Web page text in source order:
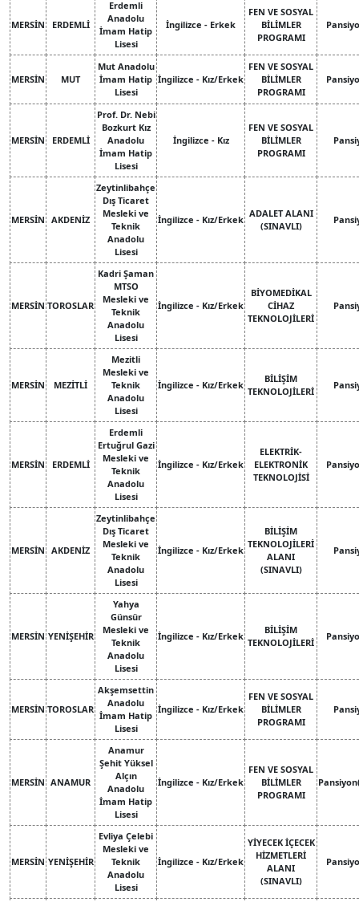
MERSİN ERDEMLİ
Erdemli
Anadolu
İmam Hatip
Lisesi
İngilizce - Erkek
FEN VE SOSYAL
BİLİMLER
PROGRAMI
MERSİN MUT
Mut Anadolu
İmam Hatip
Lisesi
İngilizce - Kız/Erkek
FEN VE SOSYAL
BİLİMLER
PROGRAMI
MERSİN ERDEMLİ
Prof. Dr. Nebi
Bozkurt Kız
Anadolu
İmam Hatip
Lisesi
İngilizce - Kız
FEN VE SOSYAL
BİLİMLER
PROGRAMI
MERSİN AKDENİZ
Zeytinlibahçe
Dış Ticaret
Mesleki ve
Teknik
Anadolu
Lisesi
İngilizce - Kız/Erkek
ADALET ALANI
(SINAVLI)
MERSİN TOROSLAR
Kadri Şaman
MTSO
Mesleki ve
Teknik
Anadolu
Lisesi
İngilizce - Kız/Erkek
BİYOMEDİKAL
CİHAZ
TEKNOLOJİLERİ
MERSİN MEZİTLİ
Mezitli
Mesleki ve
Teknik
Anadolu
Lisesi
İngilizce - Kız/Erkek
BİLİŞİM
TEKNOLOJİLERİ
MERSİN ERDEMLİ
Erdemli
Ertuğrul Gazi
Mesleki ve
Teknik
Anadolu
Lisesi
İngilizce - Kız/Erkek
ELEKTRİK-
ELEKTRONİK
TEKNOLOJİSİ
MERSİN AKDENİZ
Zeytinlibahçe
Dış Ticaret
Mesleki ve
Teknik
Anadolu
Lisesi
İngilizce - Kız/Erkek
BİLİŞİM
TEKNOLOJİLERİ
ALANI
(SINAVLI)
MERSİN YENİŞEHİR
Yahya
Günsür
Mesleki ve
Teknik
Anadolu
Lisesi
İngilizce - Kız/Erkek
BİLİŞİM
TEKNOLOJİLERİ
MERSİN TOROSLAR
Akşemsettin
Anadolu
İmam Hatip
Lisesi
İngilizce - Kız/Erkek
FEN VE SOSYAL
BİLİMLER
PROGRAMI
MERSİN ANAMUR
Anamur
Şehit Yüksel
Alçın
Anadolu
İmam Hatip
Lisesi
İngilizce - Kız/Erkek
FEN VE SOSYAL
BİLİMLER
PROGRAMI
MERSİN YENİŞEHİR
Evliya Çelebi
Mesleki ve
Teknik
Anadolu
Lisesi
İngilizce - Kız/Erkek
YİYECEK İÇECEK
HİZMETLERİ
ALANI
(SINAVLI)